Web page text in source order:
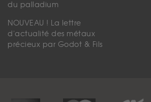
du palladium
NOUVEAU ! La lettre
d'actualité des métaux
précieux par Godot & Fils